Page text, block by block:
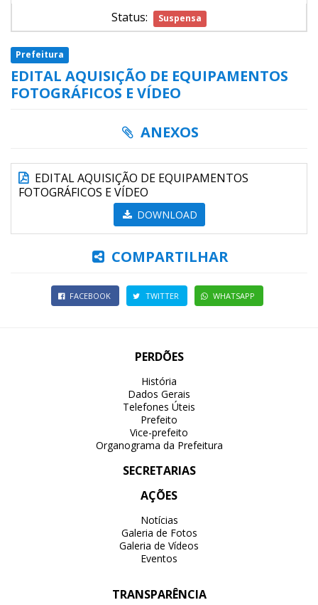
Status: Suspensa
Prefeitura
EDITAL AQUISIÇÃO DE EQUIPAMENTOS
FOTOGRÁFICOS E VÍDEO
ANEXOS
EDITAL AQUISIÇÃO DE EQUIPAMENTOS
FOTOGRÁFICOS E VÍDEO
DOWNLOAD
COMPARTILHAR
FACEBOOK TWITTER WHATSAPP
PERDÕES
História
Dados Gerais
Telefones Úteis
Prefeito
Vice-prefeito
Organograma da Prefeitura
SECRETARIAS
AÇÕES
Notícias
Galeria de Fotos
Galeria de Vídeos
Eventos
TRANSPARÊNCIA